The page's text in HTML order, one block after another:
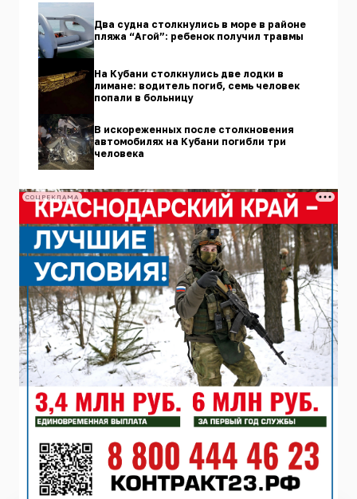
Два судна столкнулись в море в районе
пляжа “Агой”: ребенок получил травмы
На Кубани столкнулись две лодки в
лимане: водитель погиб, семь человек
попали в больницу
В искореженных после столкновения
автомобилях на Кубани погибли три
человека
СОЦРЕКЛАМА